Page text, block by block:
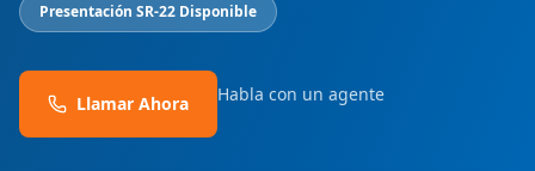
Presentación SR-22 Disponible
Llamar Ahora Habla con un agente